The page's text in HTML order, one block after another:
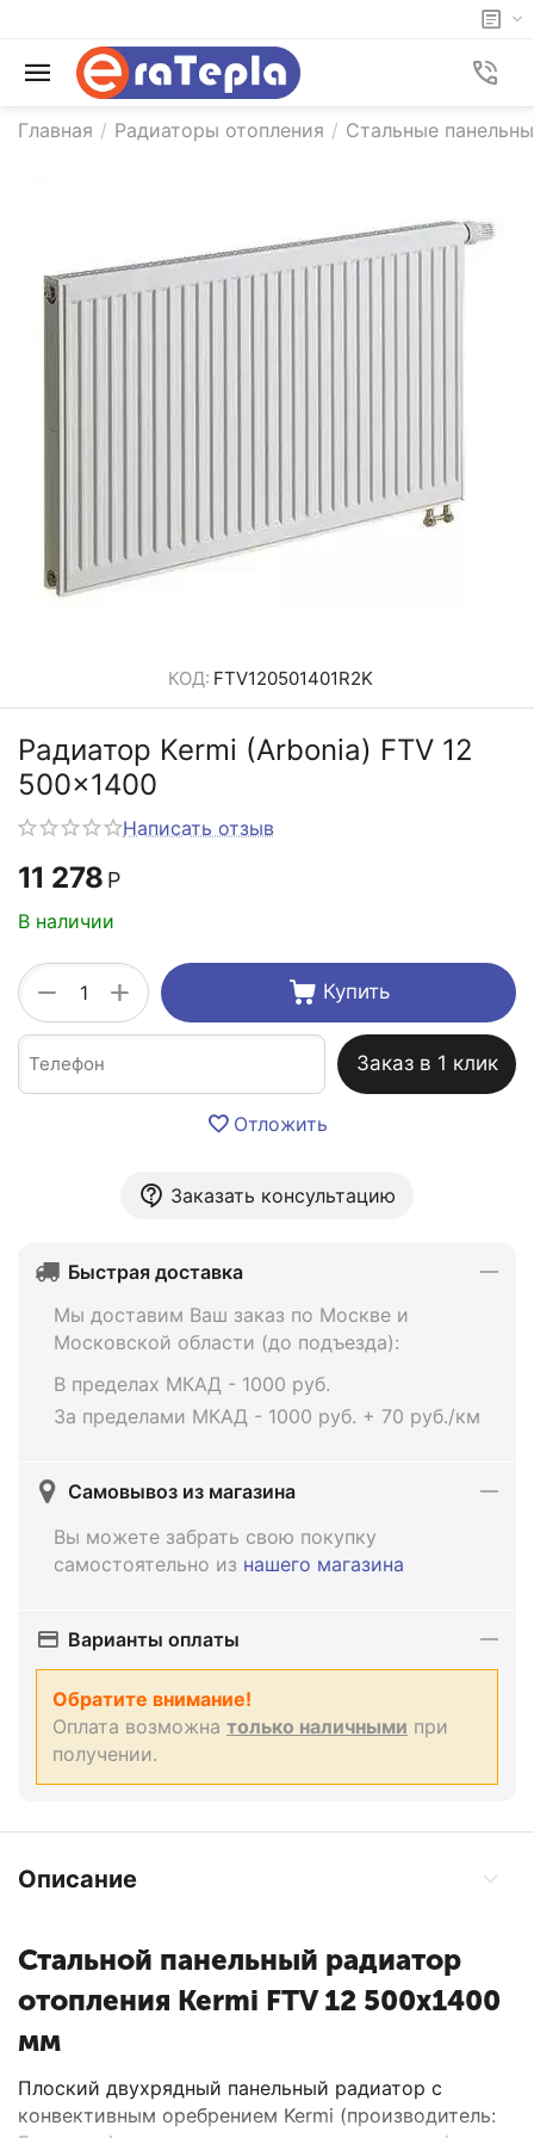
Главная / Радиаторы отопления / Стальные
КОД: FTV120501401R2K
Радиатор Kermi (Arbonia) FTV 12
500x1400
Написать отзыв
11 278 Р
В наличии
+
− Купить
Заказ в 1 клик
Отложить
Заказать консультацию
Быстрая доставка
Мы доставим Ваш заказ по Москве и
Московской области (до подъезда):
В пределах МКАД - 1000 руб.
За пределами МКАД - 1000 руб. + 70 руб./км
Самовывоз из магазина
Вы можете забрать свою покупку
самостоятельно из нашего магазина
Варианты оплаты
Обратите внимание!
Оплата возможна только наличными при
получении.
Описание
Стальной панельный радиатор
отопления Kermi FTV 12 500x1400
мм
Плоский двухрядный панельный радиатор с
конвективным оребрением Kermi (производитель: